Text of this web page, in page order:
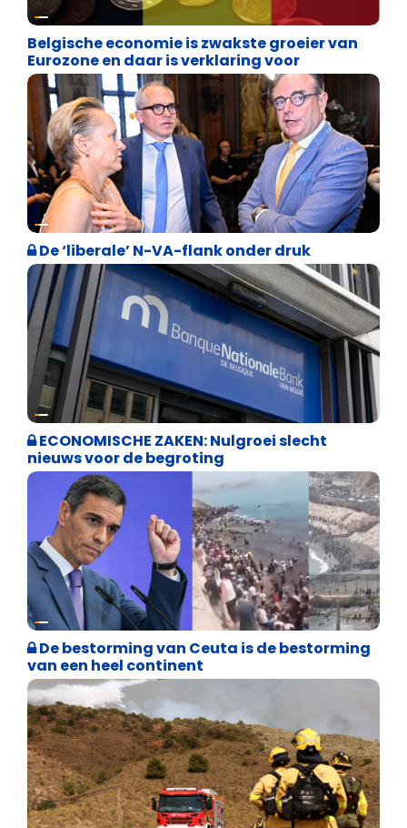
Binnenland politiek
Belgische economie is zwakste groeier van
Eurozone en daar is verklaring voor
Binnenland politiek
De ‘liberale’ N-VA-flank onder druk
Binnenland politiek
ECONOMISCHE ZAKEN: Nulgroei slecht
nieuws voor de begroting
Asiel en Migratie
De bestorming van Ceuta is de bestorming
van een heel continent